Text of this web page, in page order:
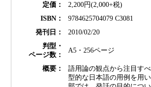
定価：
2,200円(2,000+税)
ISBN：
9784625704079 C3081
発刊日：
2010/02/20
判型・
ページ数：
A5・256ページ
概要：
語用論の観点から注目す
型的な日本語の用例を用